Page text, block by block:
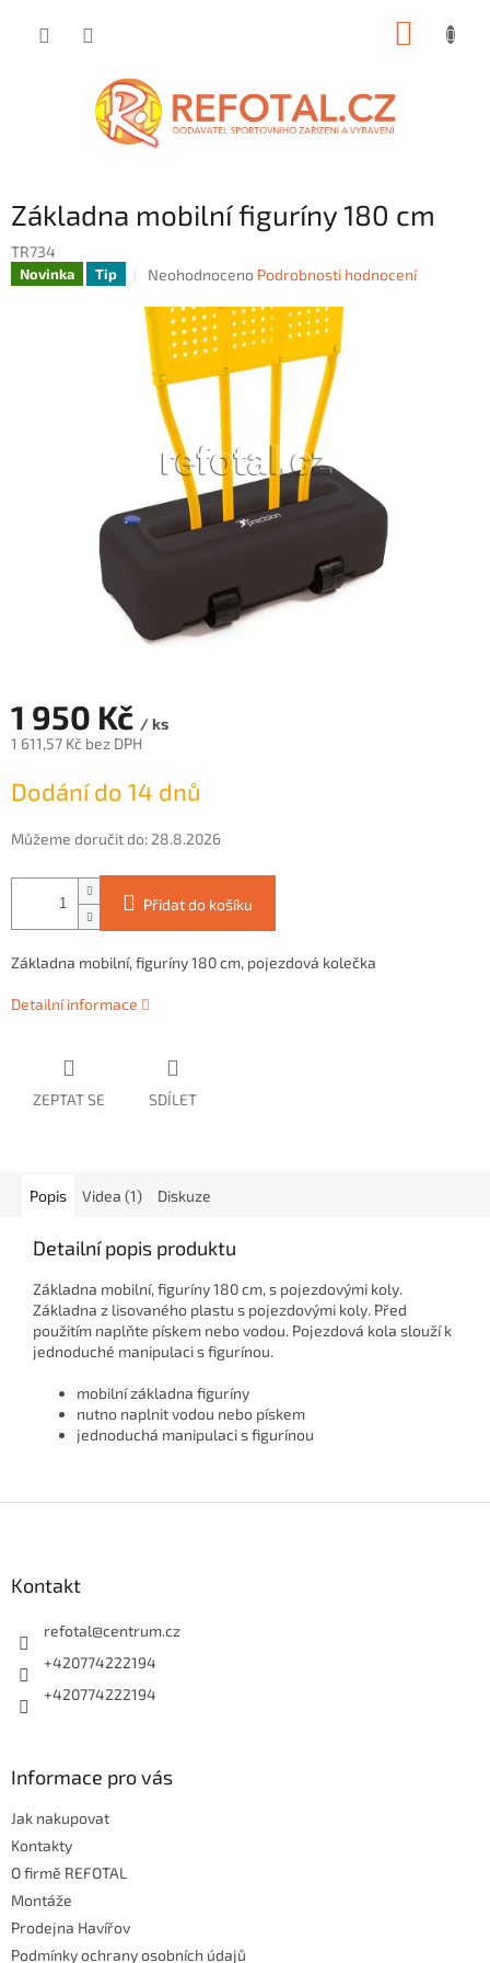
Základna mobilní figuríny 180 cm
TR734
Novinka Tip
Průměrné
produktu
je
0,0
z
hvězdiček.
Neohodnoceno Podrobnosti hodnocení
1 950 Kč / ks
1 611,57 Kč bez DPH
cena:
Dodání do 14 dnů
Můžeme doručit do: 28.8.2026
Přidat do košíku
Základna mobilní, figuríny 180 cm, pojezdová kolečka
Detailní informace
ZEPTAT SE SDÍLET
Popis Videa (1) Diskuze
Detailní popis produktu
Základna mobilní, figuríny 180 cm, s pojezdovými koly.
Základna z lisovaného plastu s pojezdovými koly. Před
použitím naplňte pískem nebo vodou. Pojezdová kola slouží k
jednoduché manipulaci s figurínou.
mobilní základna figuríny
nutno naplnit vodou nebo pískem
jednoduchá manipulaci s figurínou
Kontakt
refotal@centrum.cz
+420774222194
+420774222194
Informace pro vás
Jak nakupovat
Kontakty
O firmě REFOTAL
Montáže
Prodejna Havířov
Podmínky ochrany osobních údajů